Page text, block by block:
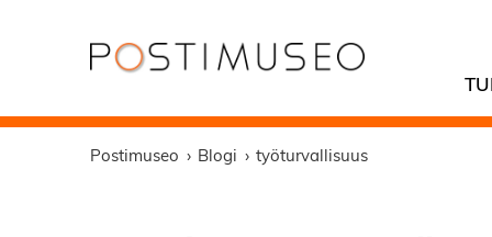
Postimuseo Blogi työturvallisuus